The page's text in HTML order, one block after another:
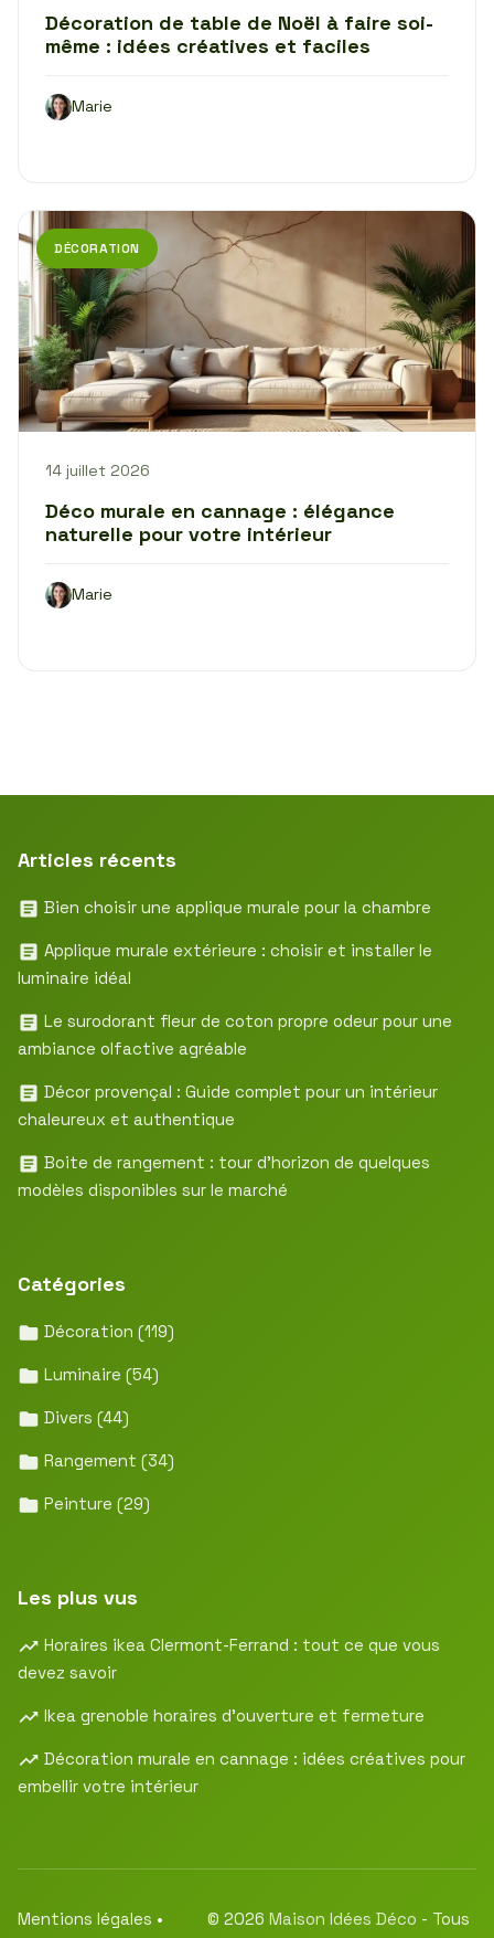
Décoration de table de Noël à faire soi-
même : idées créatives et faciles
Marie
DÉCORATION
14 juillet 2026
Déco murale en cannage : élégance
naturelle pour votre intérieur
Marie
Articles récents
Bien choisir une applique murale pour la chambre
Applique murale extérieure : choisir et installer le
luminaire idéal
Le surodorant fleur de coton propre odeur pour une
ambiance olfactive agréable
Décor provençal : Guide complet pour un intérieur
chaleureux et authentique
Boite de rangement : tour d’horizon de quelques
modèles disponibles sur le marché
Catégories
Décoration (119)
Luminaire (54)
Divers (44)
Rangement (34)
Peinture (29)
Les plus vus
Horaires ikea Clermont-Ferrand : tout ce que vous
devez savoir
Ikea grenoble horaires d’ouverture et fermeture
Décoration murale en cannage : idées créatives pour
embellir votre intérieur
Mentions légales •
© 2026Maison Idées Déco - Tous